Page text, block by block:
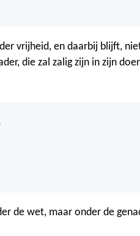
vrijheid, en daarbij blijft,
die zal zalig zijn in zijn
de wet, maar onder de